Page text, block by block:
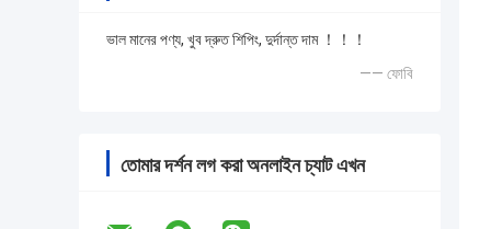
ভাল মানের পণ্য, খুব দ্রুত শিপিং, দুর্দান্ত দাম ！！！
—— ফোবি
তোমার দর্শন লগ করা অনলাইন চ্যাট এখন